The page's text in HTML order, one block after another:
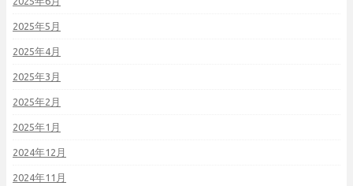
2025年5月
2025年4月
2025年3月
2025年2月
2025年1月
2024年12月
2024年11月